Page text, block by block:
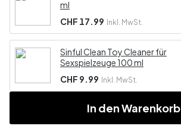
ml
CHF 17.99 Inkl. MwSt.
Sinful Clean Toy Cleaner für
Sexspielzeuge 100 ml
CHF 9.99 Inkl. MwSt.
In den Warenkorb